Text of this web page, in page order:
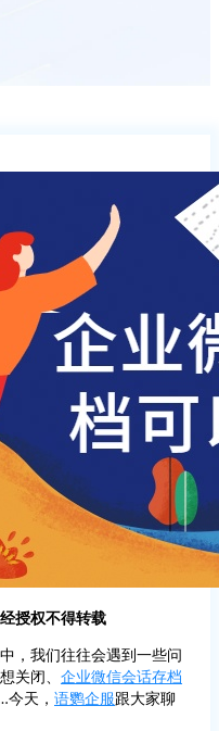
授权不得转载
，我们往往会遇到一些问
关闭、 企业微信会话存档
天， 语鹦企服跟大家聊